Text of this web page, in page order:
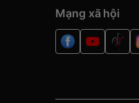
Mạng xã hội